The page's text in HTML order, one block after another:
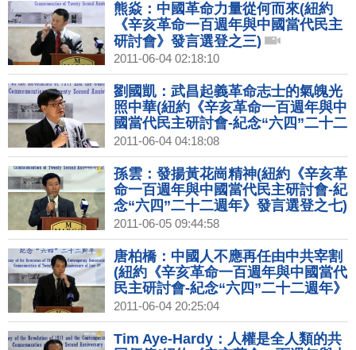
熊焱：中國革命力量從何而來(紐約
《辛亥革命一百週年與中國當代民主
研討會》發言選登之三)
2011-06-04 02:18:10
劉國凱：武昌起義革命志士的氣魄光
照中華(紐約《辛亥革命一百週年與中
國當代民主研討會-紀念“六四”二十二
週年》發言選登之二)
2011-06-04 04:18:08
孫雲：發揚黃花崗精神(紐約《辛亥革
命一百週年與中國當代民主研討會-紀
念“六四”二十二週年》發言選登之七)
2011-06-05 09:44:58
唐柏橋：中國人不應再任由中共宰割
(紐約《辛亥革命一百週年與中國當代
民主研討會-紀念“六四”二十二週年》
發言選登之五)
2011-06-04 20:25:04
Tim Aye-Hardy：人權是全人類的共